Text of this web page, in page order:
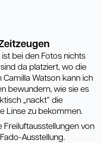
ist bei den Fotos nichts
da platziert, wo die
Camilla Watson kann ich
bewundern, wie sie es
„nackt“ die
Linse zu bekommen.
Freiluftausstellungen von
Ausstellung.